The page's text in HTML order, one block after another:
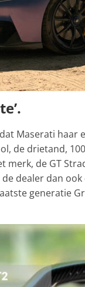
Maserati haar
de drietand,
merk, de GT
de dealer dan
generatie